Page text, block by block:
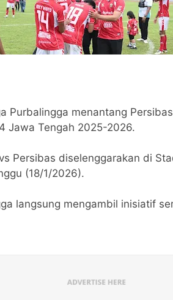
Purbalingga menantang
Jawa Tengah 2025-2026.
Persibas diselenggarakan di
(18/1/2026).
langsung mengambil inisiatif